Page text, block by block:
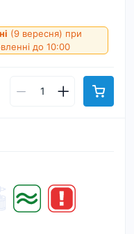
(9 вересня) при
до 10:00